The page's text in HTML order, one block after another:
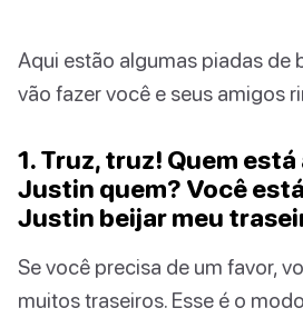
Aqui estão algumas piadas de
vão fazer você e seus amigos
1. Truz, truz! Quem
Justin quem? Você
Justin beijar meu
Se você precisa de um favor,
muitos traseiros. Esse é o